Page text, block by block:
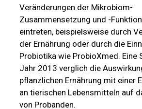
Veränderungen der Mikrobiom-
Zusammensetzung und -
eintreten, beispielsweise durch
der Ernährung oder durch die
Probiotika wie ProbioXmed. Eine
Jahr 2013 verglich die
pflanzlichen Ernährung mit einer
an tierischen Lebensmitteln auf
von Probanden.